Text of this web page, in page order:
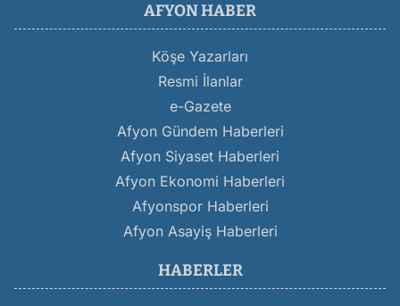
AFYON HABER
Köşe Yazarları
Resmi İlanlar
e-Gazete
Afyon Gündem Haberleri
Afyon Siyaset Haberleri
Afyon Ekonomi Haberleri
Afyonspor Haberleri
Afyon Asayiş Haberleri
HABERLER